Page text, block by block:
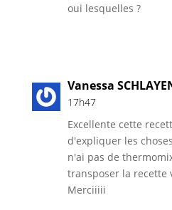
oui lesquelles ?
Vanessa
17h47
Excellente cette
d'expliquer les
n'ai pas de
transposer la recette
Merciiiii